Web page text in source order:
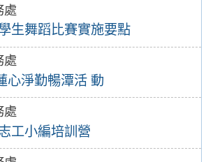
處
生舞蹈比賽實施要點
處
心淨勤暢潭活 動
處
工小編培訓營